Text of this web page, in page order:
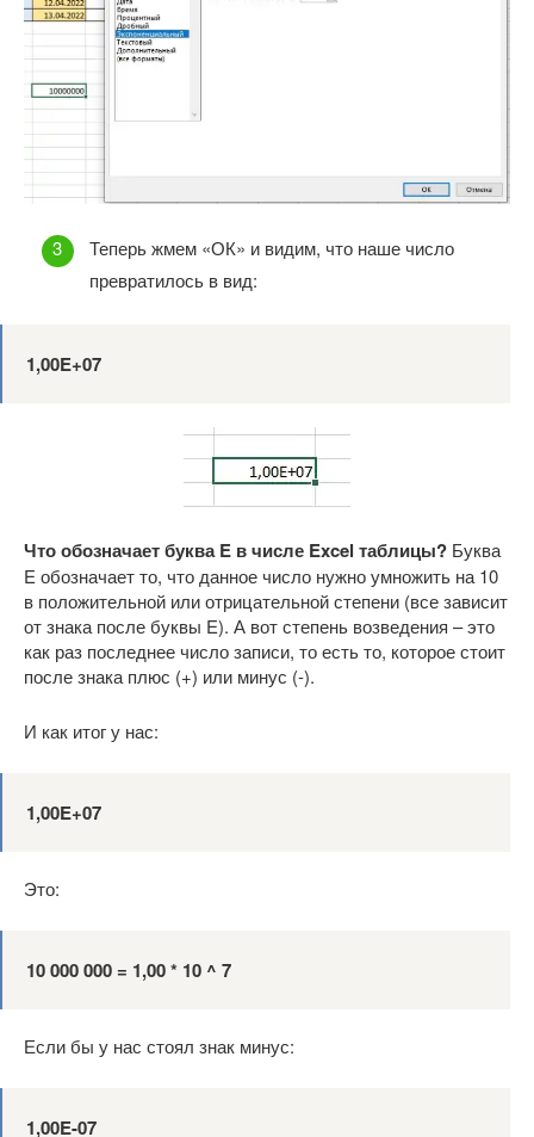
Теперь жмем «ОК» и видим, что наше число
превратилось в вид:
1,00E+07
Что обозначает буква E в числе Excel таблицы? Буква
E обозначает то, что данное число нужно умножить на 10
в положительной или отрицательной степени (все зависит
от знака после буквы E). А вот степень возведения – это
как раз последнее число записи, то есть то, которое стоит
после знака плюс (+) или минус (-).
И как итог у нас:
1,00E+07
Это:
10 000 000 = 1,00 * 10 ^ 7
Если бы у нас стоял знак минус:
1,00E-07